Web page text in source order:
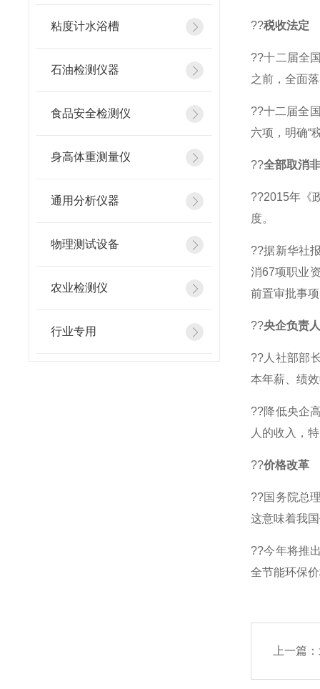
粘度计水浴槽
石油检测仪器
食品安全检测仪
身高体重测量仪
通用分析仪器
物理测试设备
农业检测仪
行业专用
??税收法定
??十二届全
之前，全面
??十二届全
六项，明确“
??全部取消
??2015年《
度。
??据新华社
消67项职业
前置审批事
??央企负责
??人社部部
本年薪、绩
??降低央企
人的收入，
??价格改革
??国务院总
这意味着我
??今年将推
全节能环保
上一篇：